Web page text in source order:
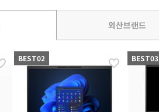
외산브랜드
BEST02 BEST03